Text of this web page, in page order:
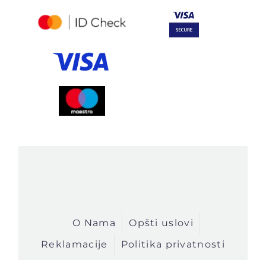
O Nama
Opšti uslovi
Reklamacije
Politika privatnosti